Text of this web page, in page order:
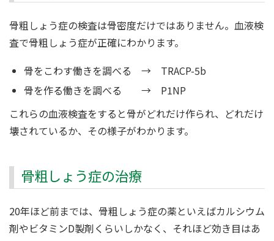
骨粗しょう症の検査は骨密度だけではありません。血液検
査で骨粗しょう症が正確にわかります。
骨をこわす働きを調べる → TRACP-5b
骨を作る働きを調べる → P1NP
これらの血液検査をすると骨がどれだけ作られ、どれだけ
壊されているか、その様子がわかります。
骨粗しょう症の治療
20年ほど前までは、骨粗しょう症の薬といえばカルシウム
剤やビタミンD製剤くらいしかなく、それほど効き目はあ